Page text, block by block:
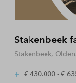
Stakenbeek
Stakenbeek,
€ 430.000 - €